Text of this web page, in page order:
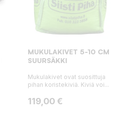
MUKULAKIVET 5-10 CM
SUURSÄKKI
Mukulakivet ovat suosittuja
pihan koristekiviä. Kiviä voi...
Hinta
119,00 €